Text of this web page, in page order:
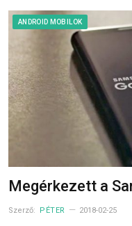
ANDROID MOBILOK
Megérkezett a
Szerző: PÉTER 2018-02-25